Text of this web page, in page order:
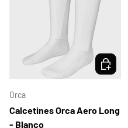
Orca
Calcetines Orca Aero Long
- Blanco
ELEGIR